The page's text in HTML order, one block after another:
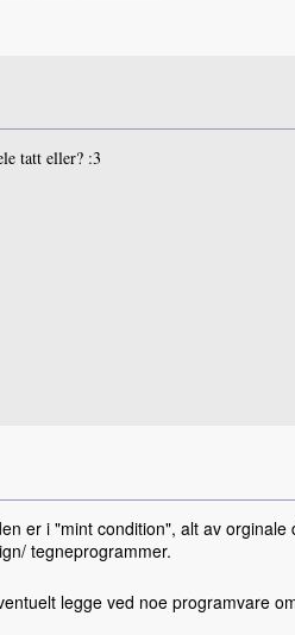
tatt eller? :3
er i "mint condition", alt av
tegneprogrammer.
legge ved noe programvare